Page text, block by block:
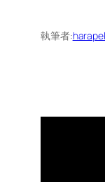
執筆者: